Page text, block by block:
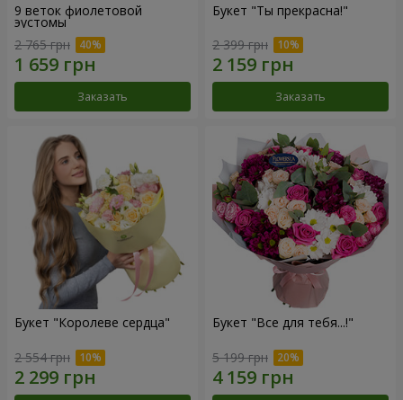
9 веток фиолетовой
эустомы
2 765 грн
Заказать
Букет "Ты прекрасна!"
2 399 грн
Заказать
Букет "Королеве сердца"
2 554 грн
Букет "Все для тебя...!"
5 199 грн